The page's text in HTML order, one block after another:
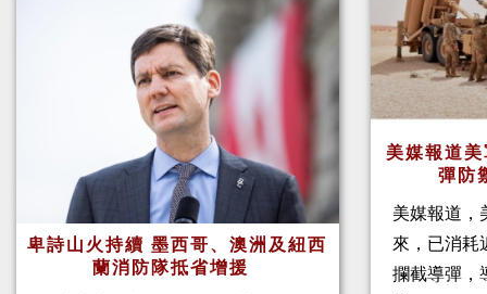
卑詩山火持續 墨西哥、澳洲及紐西
蘭消防隊抵省增援
美媒報道
彈防
美媒報道，
來，已消耗
攔截導彈，